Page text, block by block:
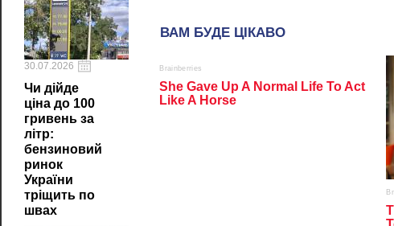
30.07.2026
Чи дійде
ціна до 100
гривень за
літр:
бензиновий
ринок
України
тріщить по
швах